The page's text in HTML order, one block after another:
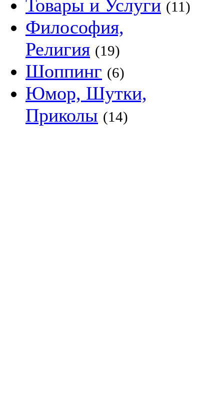
Товары и Услуги (11)
Философия,
Религия (19)
Шоппинг (6)
Юмор, Шутки,
Приколы (14)